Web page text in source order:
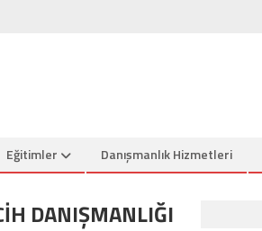
Eğitimler Danışmanlık Hizmetleri
DANIŞMANLIĞI